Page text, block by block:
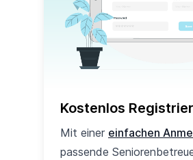
Kostenlos
Mit einer einfachen
passende